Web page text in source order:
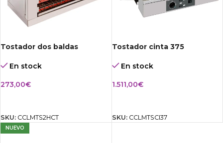
Tostador dos baldas
En stock
273,00€
SKU: CCLMTS2HCT
Tostador cinta 375
En stock
1.511,00€
SKU: CCLMTSCI37
NUEVO